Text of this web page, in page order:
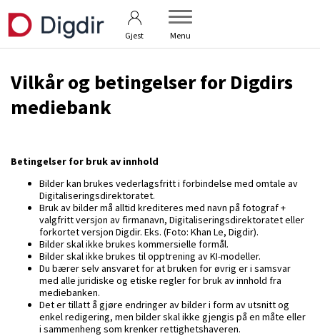
Gjest Menu
Veiledning
Vilkår og betingelser for Digdirs
mediebank
Betingelser for bruk av innhold
Bilder kan brukes vederlagsfritt i forbindelse med omtale av
Digitaliseringsdirektoratet.
Bruk av bilder må alltid krediteres med navn på fotograf +
valgfritt versjon av firmanavn, Digitaliseringsdirektoratet eller
forkortet versjon Digdir. Eks. (Foto: Khan Le, Digdir).
Bilder skal ikke brukes kommersielle formål.
Bilder skal ikke brukes til opptrening av KI-modeller.
Du bærer selv ansvaret for at bruken for øvrig er i samsvar
med alle juridiske og etiske regler for bruk av innhold fra
mediebanken.
Det er tillatt å gjøre endringer av bilder i form av utsnitt og
enkel redigering, men bilder skal ikke gjengis på en måte eller
i sammenheng som krenker rettighetshaveren.